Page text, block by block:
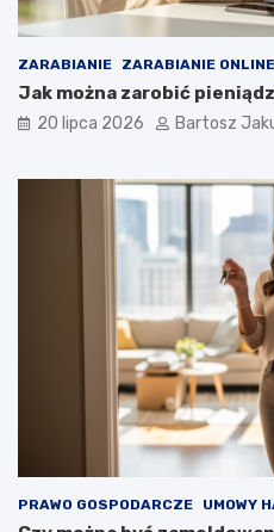
ZARABIANIE ZARABIANIE ONLINE
Jak można zarobić
20 lipca 2026 Bartosz
PRAWO GOSPODARCZE UMOWY